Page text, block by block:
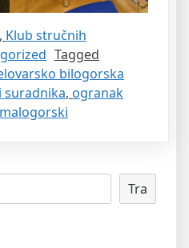
, Klub stručnih
Tagged
bilogorska
suradnika, ogranak
Tra